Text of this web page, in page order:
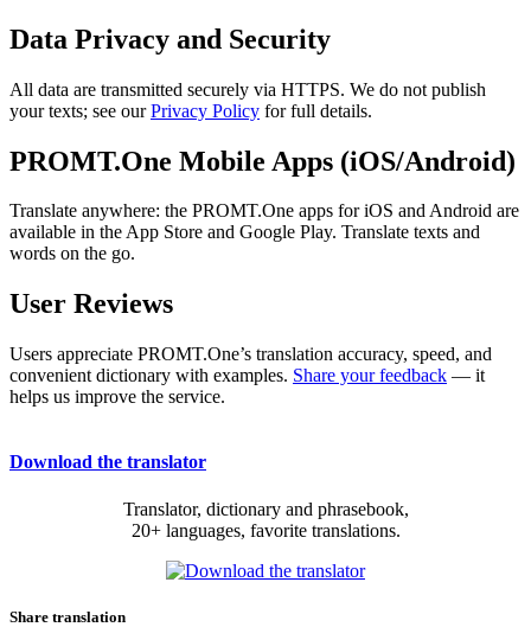
Data Privacy and Security
All data are transmitted securely via HTTPS. We do not publish
your texts; see ourPrivacy Policy for full details.
PROMT.One Mobile Apps (iOS/Android)
Translate anywhere: the PROMT.One apps for iOS and Android are
available in the App Store and Google Play. Translate texts and
words on the go.
User Reviews
Users appreciate PROMT.One’s translation accuracy, speed, and
convenient dictionary with examples. Share your feedback — it
helps us improve the service.
Download the translator
Translator, dictionary and phrasebook,
20+ languages, favorite translations.
Share translation